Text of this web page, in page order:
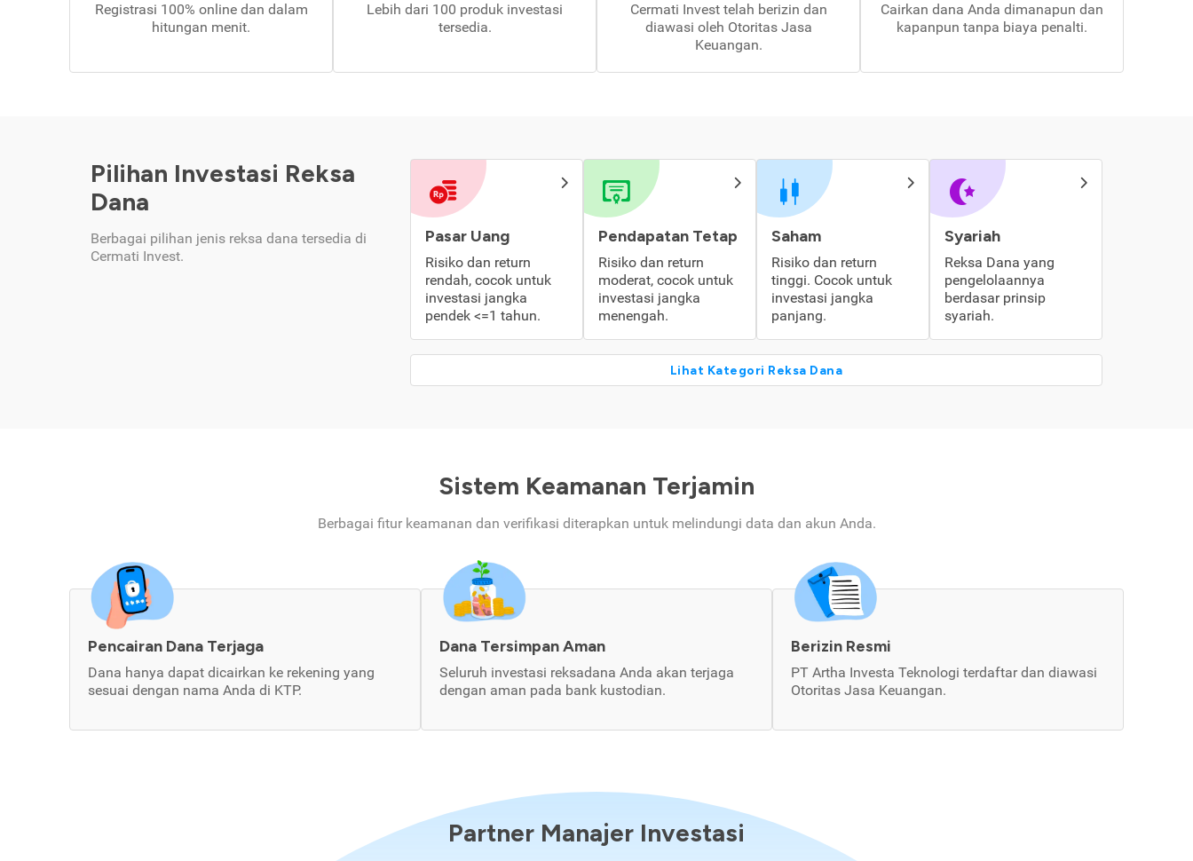
Registrasi 100% online dan dalam
hitungan menit.
Lebih dari 100 produk investasi
tersedia.
Cermati Invest telah berizin dan
diawasi oleh Otoritas Jasa
Keuangan.
Cairkan dana Anda dimanapun dan
kapanpun tanpa biaya penalti.
Pilihan Investasi Reksa
Dana
Berbagai pilihan jenis reksa dana tersedia di
Cermati Invest.
Pasar Uang
Risiko dan return
rendah, cocok untuk
investasi jangka
pendek <=1 tahun.
Pendapatan Tetap
Risiko dan return
moderat, cocok untuk
investasi jangka
menengah.
Saham
Risiko dan return
tinggi. Cocok untuk
investasi jangka
panjang.
Syariah
Reksa Dana yang
pengelolaannya
berdasar prinsip
syariah.
Lihat Kategori Reksa Dana
Sistem Keamanan Terjamin
Berbagai fitur keamanan dan verifikasi diterapkan untuk melindungi data dan akun Anda.
Pencairan Dana Terjaga
Dana hanya dapat dicairkan ke rekening yang
sesuai dengan nama Anda di KTP.
Dana Tersimpan Aman
Seluruh investasi reksadana Anda akan terjaga
dengan aman pada bank kustodian.
Berizin Resmi
PT Artha Investa Teknologi terdaftar dan diawasi
Otoritas Jasa Keuangan.
Partner Manajer Investasi